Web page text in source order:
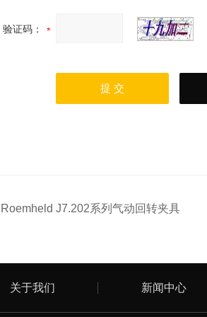
验证码：
Roemheld J7.202系列气动回转夹具
关于我们 新闻中心